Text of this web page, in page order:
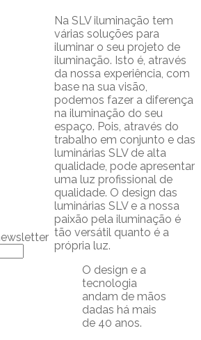
Na SLV iluminação tem
várias soluções para
iluminar o seu projeto de
iluminação. Isto é, através
da nossa experiência, com
base na sua visão,
podemos fazer a diferença
na iluminação do seu
espaço. Pois, através do
trabalho em conjunto e das
luminárias SLV de alta
qualidade, pode apresentar
uma luz profissional de
qualidade. O design das
luminárias SLV e a nossa
paixão pela iluminação é
tão versátil quanto é a
própria luz.
O design e a
tecnologia
andam de mãos
dadas há mais
de 40 anos.